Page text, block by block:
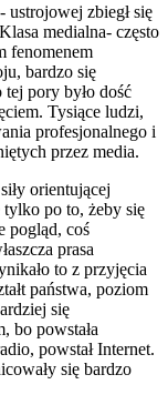
zbiegł się
medialna- często
fenomenem
bardzo się
pory było dość
Tysiące ludzi,
profesjonalnego i
przez media.
orientującej
tylko po to, żeby się
pogląd, coś
prasa
to z przyjęcia
państwa, poziom
się
bo powstała
powstał Internet.
się bardzo